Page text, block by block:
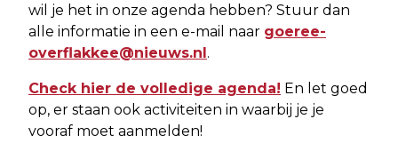
wil je het in onze agenda hebben? Stuur dan
alle informatie in een e-mail naar goeree-
overflakkee@nieuws.nl.
Check hier de volledige agenda! En let goed
op, er staan ook activiteiten in waarbij je je
vooraf moet aanmelden!